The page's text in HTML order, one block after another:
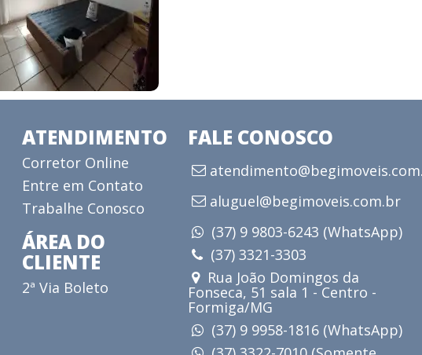
ATENDIMENTO
Corretor Online
Entre em Contato
Trabalhe Conosco
ÁREA DO
CLIENTE
2ª Via Boleto
FALE CONOSCO
aluguel@begimoveis.com.br
(37) 9 9803-6243 (WhatsApp)
(37) 3321-3303
Rua João Domingos da
Fonseca, 51 sala 1 - Centro -
Formiga/MG
(37) 9 9958-1816 (WhatsApp)